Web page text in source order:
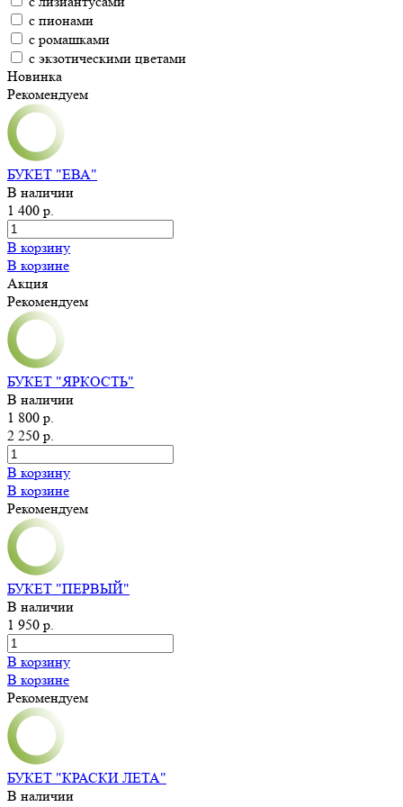
с пионами
с ромашками
с экзотическими цветами
Новинка
Рекомендуем
БУКЕТ "ЕВА"
В наличии
1 400 р.
В корзину
В корзине
Акция
Рекомендуем
БУКЕТ "ЯРКОСТЬ"
В наличии
1 800 р.
2 250 р.
В корзину
В корзине
Рекомендуем
БУКЕТ "ПЕРВЫЙ"
В наличии
1 950 р.
В корзину
В корзине
Рекомендуем
БУКЕТ "КРАСКИ ЛЕТА"
В наличии